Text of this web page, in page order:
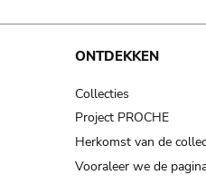
ONTDEKKEN
Collecties
Project PROCHE
Herkomst van de
Vooraleer we de